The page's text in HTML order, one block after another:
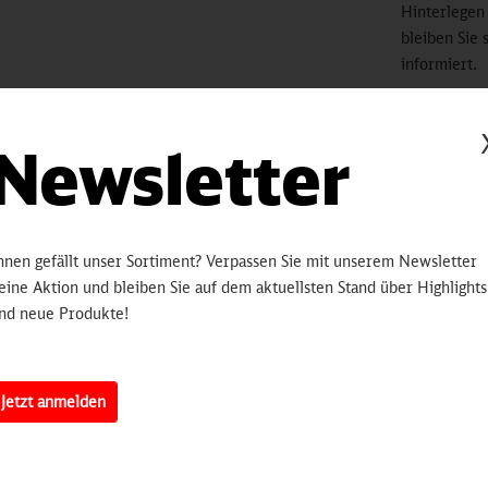
Hinterlegen
bleiben Sie
informiert.
für ihre qualitativ hochwertigen, langlebigen und
edle Bade- und Saunatuch mit dem ICE 4 als unaufdringliche
Badezimmer.
100% Baumwolle
nach Öko-Tex Standard 100
gefällt unser Sortiment? Verpassen Sie mit unserem Newsletter
Aktion und bleiben Sie auf dem aktuellsten Stand über Highlights
neue Produkte!
Jetzt anmelden